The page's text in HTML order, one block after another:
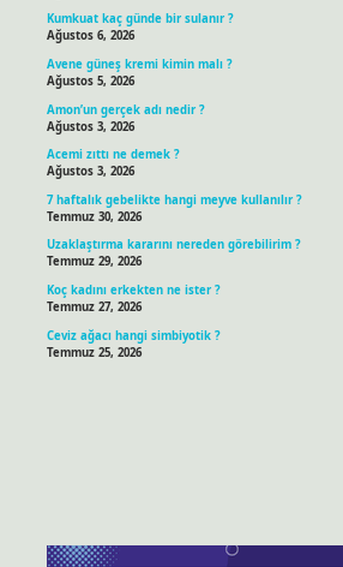
Kumkuat kaç günde bir sulanır ?
Ağustos 6, 2026
Avene güneş kremi kimin malı ?
Ağustos 5, 2026
Amon’un gerçek adı nedir ?
Ağustos 3, 2026
Acemi zıttı ne demek ?
Ağustos 3, 2026
7 haftalık gebelikte hangi meyve kullanılır ?
Temmuz 30, 2026
Uzaklaştırma kararını nereden görebilirim ?
Temmuz 29, 2026
Koç kadını erkekten ne ister ?
Temmuz 27, 2026
Ceviz ağacı hangi simbiyotik ?
Temmuz 25, 2026